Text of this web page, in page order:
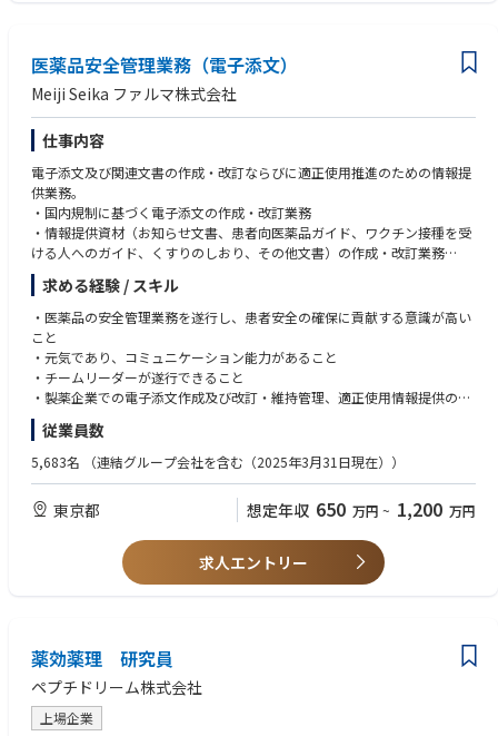
監査・査察対応の準備を統括し、アーカイブおよび有効期限管理の証憑な
どを含むエビデンスパッケージ（承認事例のサンプリング、承認根拠、識
別コード等）を整備し、監査指摘事項に対するCAPAの完了管理を行う。
体系的なトレーニングおよびフィードバックサイクルを構築・運用する。
（頻出指摘事項の集約、レビュアー向けガイダンスの更新、申請者向けチ
ェックリストの改訂、E&BIおよび法務部門と連携したリフレッシュ研修の
実施など）
レビューに関するKPI（レビュー件数、リードタイム、再作業回数、期限
超過率）などをモニタリング・分析・報告する。コンプライアンスを損な
うことなく、リスクベースの振り分けやテンプレート活用による業務簡素
化・標準化を提案する。
レビュー、講演スライドレビュー、承認フローへの参加、期限内レビュー
完了等）を継続して遂行する。
メディカル活動（資材作成、イベント開催、講演依頼等）の企画段階から
Medical部門および関連部門へ助言を提供し、コンプライアンスおよびレ
ビュー対応準備の確保を支援する。
関係者が潜在的なコンプライアンスリスクを早期に特定し、適切なリスク
低減策を策定できるよう支援する。
効率的なレビュー経路（リスクベースアプローチや必要レビュー水準の判
断など）について助言し、レビュー期間の短縮およびリソース活用の最適
化を支援する。
Scientific Grants（研究助成金）およびその他の非販促目的の資金提供活動
について、適切なガバナンスおよびコンプライアンスを確保する。（レビ
ューの取りまとめ、文書管理、会社基準および関連法規との整合性確保を
Medical、Compliance、Legalなどの関係部門と連携し、非販促活動に関
するポリシーおよび業務プロセスの一貫した運用を確保する。
・社内外問わず円滑なコミュニケーションを取れる方
・スタートアップ環境で幅広い業務を前向きに遂行できる方
・弊社事業に関心があり、成長に寄り添える方
医薬品安全管理業務（電子添文）
Meiji Seika ファルマ株式会社
仕事内容
電子添文及び関連文書の作成・改訂ならびに適正使用推進のための情報提
供業務。
・国内規制に基づく電子添文の作成・改訂業務
・情報提供資材（お知らせ文書、患者向医薬品ガイド、ワクチン接種を受
ける人へのガイド、くすりのしおり、その他文書）の作成・改訂業務
・適正使用情報の提供に関する業務
・上記業務に関する社内外関係部署との調整、折衝および問い合わせ対応
・上記業務に係る文書・記録の管理ならびに業務品質の維持・改善業務
求める経験 / スキル
・医薬品の安全管理業務を遂行し、患者安全の確保に貢献する意識が高い
こと
・元気であり、コミュニケーション能力があること
・チームリーダーが遂行できること
・製薬企業での電子添文作成及び改訂・維持管理、適正使用情報提供の経
験（5年以上）を有すること
従業員数
5,683名 （連結グループ会社を含む（2025年3月31日現在））
東京都 想定年収 650 万円 ~ 1,200 万円
求人エントリー
薬効薬理 研究員
ペプチドリーム株式会社
上場企業